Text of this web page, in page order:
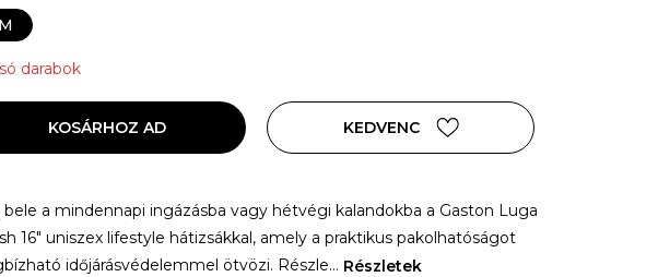
darabok
KOSÁRHOZ AD KEDVENC
bele a mindennapi ingázásba vagy hétvégi kalandokba a Gaston Luga
16" uniszex lifestyle hátizsákkal, amely a praktikus pakolhatóságot
időjárásvédelemmel ötvözi. Részle... Részletek